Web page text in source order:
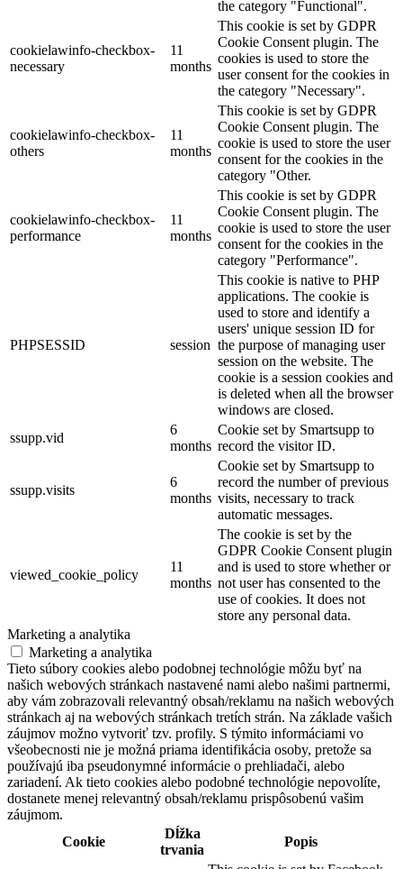
the category "Functional".
cookielawinfo-checkbox-
necessary
11
months
This cookie is set by GDPR
Cookie Consent plugin. The
cookies is used to store the
user consent for the cookies in
the category "Necessary".
cookielawinfo-checkbox-
others
11
months
This cookie is set by GDPR
Cookie Consent plugin. The
cookie is used to store the user
consent for the cookies in the
category "Other.
cookielawinfo-checkbox-
performance
11
months
This cookie is set by GDPR
Cookie Consent plugin. The
cookie is used to store the user
consent for the cookies in the
category "Performance".
PHPSESSID session
This cookie is native to PHP
applications. The cookie is
used to store and identify a
users' unique session ID for
the purpose of managing user
session on the website. The
cookie is a session cookies and
is deleted when all the browser
windows are closed.
ssupp.vid
6
months
Cookie set by Smartsupp to
record the visitor ID.
ssupp.visits
6
months
Cookie set by Smartsupp to
record the number of previous
visits, necessary to track
automatic messages.
viewed_cookie_policy
11
months
The cookie is set by the
GDPR Cookie Consent plugin
and is used to store whether or
not user has consented to the
use of cookies. It does not
store any personal data.
Marketing a analytika
Marketing a analytika
Tieto súbory cookies alebo podobnej technológie môžu byť na
našich webových stránkach nastavené nami alebo našimi partnermi,
aby vám zobrazovali relevantný obsah/reklamu na našich webových
stránkach aj na webových stránkach tretích strán. Na základe vašich
záujmov možno vytvoriť tzv. profily. S týmito informáciami vo
všeobecnosti nie je možná priama identifikácia osoby, pretože sa
používajú iba pseudonymné informácie o prehliadači, alebo
zariadení. Ak tieto cookies alebo podobné technológie nepovolíte,
dostanete menej relevantný obsah/reklamu prispôsobenú vašim
záujmom.
Cookie
Dĺžka
trvania
Popis